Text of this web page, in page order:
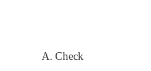
A. Check